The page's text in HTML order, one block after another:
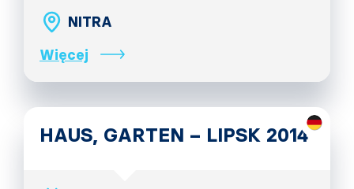
NITRA
Więcej
HAUS, GARTEN – LIPSK 2014